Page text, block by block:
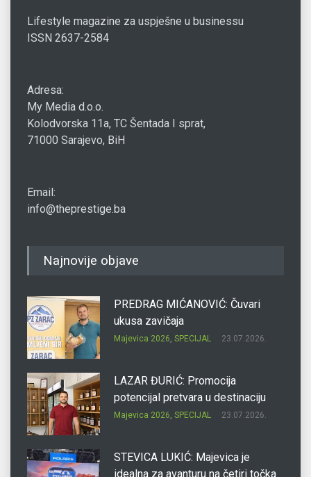
Lifestyle magazine za uspješne u businessu
ISSN 2637-2584
Adresa:
My Media d.o.o.
Kolodvorska 11a, TC Šentada I sprat,
71000 Sarajevo, BiH
Email:
info@theprestige.ba
Najnovije objave
PREDRAG MIĆANOVIĆ: Čuvari
ukusa zavičaja
Majevica 2026, SPECIJAL 23.07.2026.
LAZAR ĐURIĆ: Promocija
potencijal pretvara u destinaciju
Majevica 2026, SPECIJAL 23.07.2026.
STEVICA LUKIĆ: Majevica je
idealna za avanturu na četiri točka